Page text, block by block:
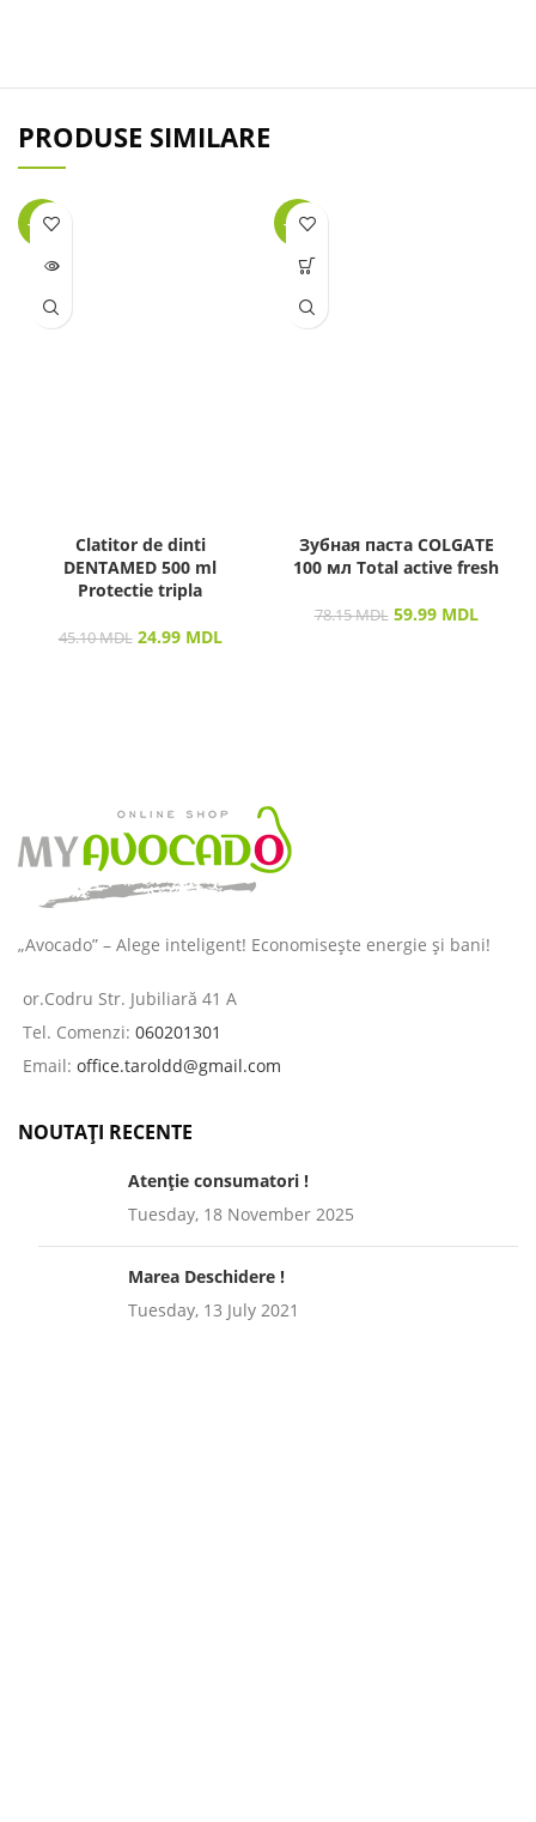
PRODUSE SIMILARE
-45%
LIPSĂ
Clatitor de dinti
DENTAMED 500 ml
Protectie tripla
45.10MDL 24.99 MDL
-23%
Зубная паста COLGATE
100 мл Total active fresh
78.15MDL 59.99 MDL
„Avocado” – Alege inteligent! Economisește energie și bani!
or.Codru Str. Jubiliară 41 A
Tel. Comenzi: 060201301
Email: office.taroldd@gmail.com
NOUTAȚI RECENTE
Atenție consumatori !
Tuesday, 18 November 2025
Marea Deschidere !
Tuesday, 13 July 2021